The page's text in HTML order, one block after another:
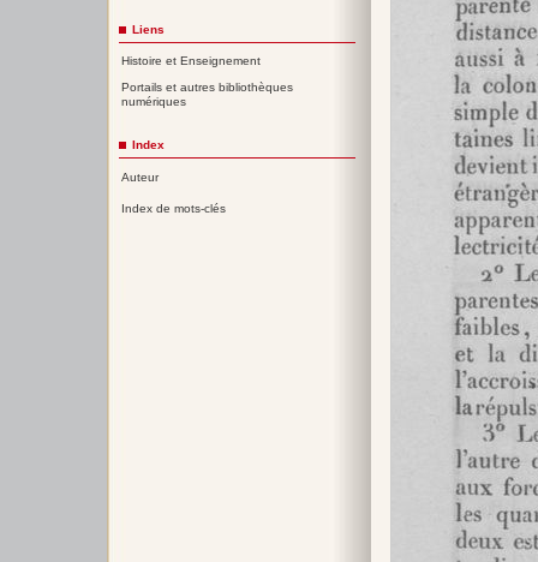
Liens
Histoire et Enseignement
Portails et autres bibliothèques
numériques
Index
Auteur
Index de mots-clés